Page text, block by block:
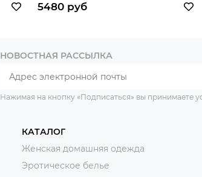
5480 руб
НОВОСТНАЯ РАССЫЛКА
Нажимая на кнопку «Подписаться» вы принимаете
КАТАЛОГ
Женская домашняя одежда
Эротическое белье